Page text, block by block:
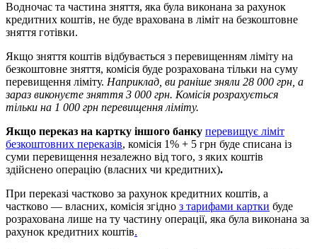
Водночас та частина зняття, яка була виконана за рахунок
кредитних коштів, не буде врахована в ліміт на безкоштовне
зняття готівки.
Якщо зняття коштів відбувається з перевищенням ліміту на
безкоштовне зняття, комісія буде розрахована тільки на суму
перевищення ліміту. Наприклад, ви раніше зняли 28 000 грн, а
зараз виконуєте зняття 3 000 грн. Комісія розрахується
тільки на 1 000 грн перевищення ліміту.
Якщо переказ на картку іншого банку перевищує ліміт
безкоштовних переказів, комісія 1% + 5 грн буде списана із
суми перевищення незалежно від того, з яких коштів
здійснено операцію (власних чи кредитних).
При переказі частково за рахунок кредитних коштів, а
частково — власних, комісія згідно з тарифами картки буде
розрахована лише на ту частину операції, яка була виконана за
рахунок кредитних коштів.